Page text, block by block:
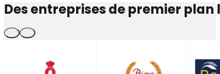
Des entreprises de premier